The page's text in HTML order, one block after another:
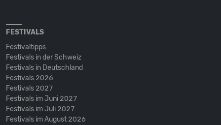
FESTIVALS
Festivaltipps
Festivals in der Schweiz
Festivals in Deutschland
Festivals 2026
Festivals 2027
Festivals im Juni 2027
Festivals im Juli 2027
Festivals im August 2026